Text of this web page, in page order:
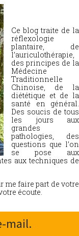
Ce blog traite de la
réflexologie
plantaire, de
l’auriculothérapie,
des principes de la
Médecine
Traditionnelle
Chinoise, de la
diététique et de la
santé en général.
Des soucis de tous
les jours aux
grandes
pathologies, des
questions que l’on
se pose aux
aux techniques de
me faire part de votre
écoute.
mail.